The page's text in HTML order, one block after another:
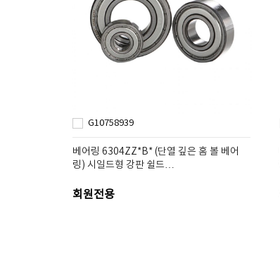
G10758939
베어링 6304ZZ*B* (단열 깊은 홈 볼 베어
링) 시일드형 강판 쉴드…
회원전용